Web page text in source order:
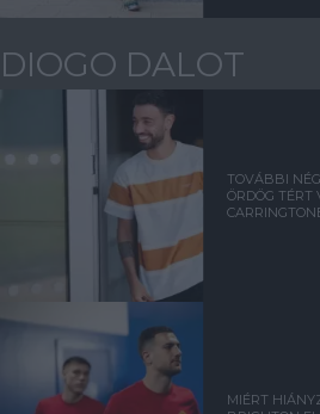
DIOGO DALOT
TOVÁBBI
ÖRDÖG TÉRT
MIÉRT